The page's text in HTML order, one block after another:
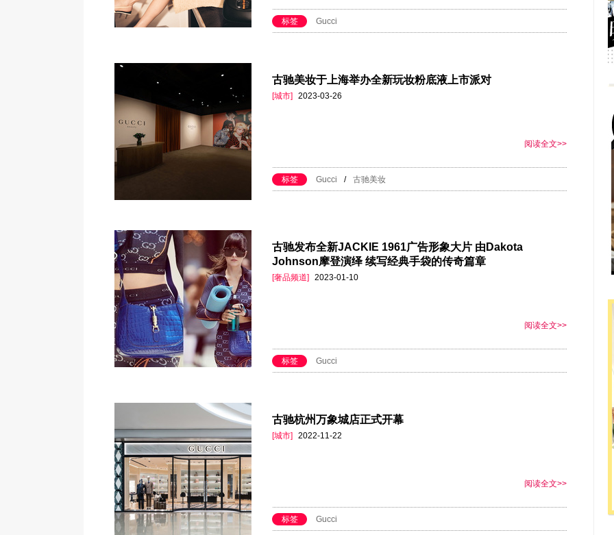
标签 Gucci
古驰美妆于上海举办全新玩妆粉底液上市派对
[城市] 2023-03-26
阅读全文>>
标签 Gucci / 古驰美妆
古驰发布全新JACKIE 1961广告形象大片 由Dakota
Johnson摩登演绎 续写经典手袋的传奇篇章
[奢品频道] 2023-01-10
阅读全文>>
标签 Gucci
古驰杭州万象城店正式开幕
[城市] 2022-11-22
阅读全文>>
标签 Gucci